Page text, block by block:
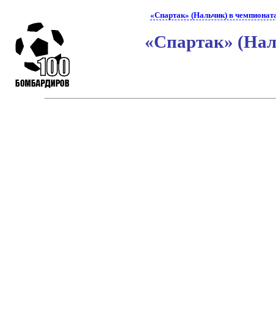
«Спартак» (Нальчик) в
«Спартак»